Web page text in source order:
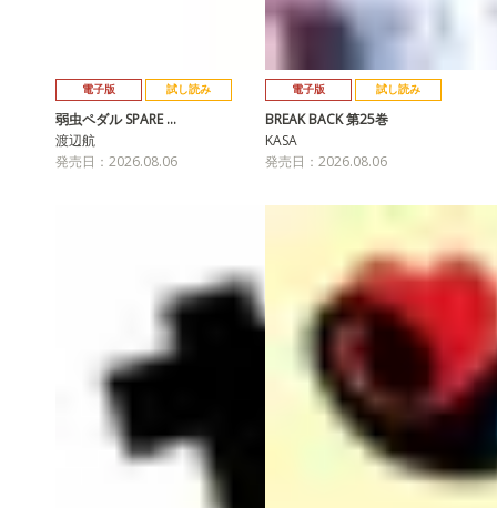
電子版 試し読み
弱虫ペダル SPARE …
渡辺航
発売日：2026.08.06
電子版 試し読み
BREAK BACK 第25巻
KASA
発売日：2026.08.06